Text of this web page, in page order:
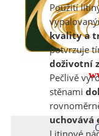
Použití
kvality a
potvrzuje
doživotní
Pečlivě
stěnami
uchovává